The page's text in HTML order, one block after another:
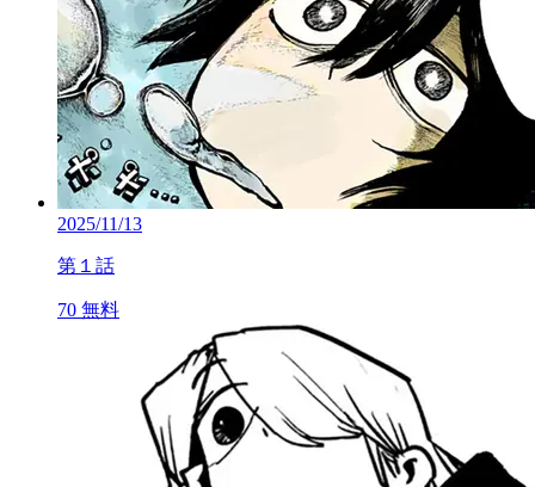
2025/11/13
第１話
70 無料